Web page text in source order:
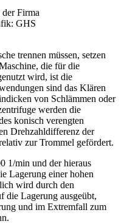
Firma
GHS
trennen müssen, setzen
die für die
wird, ist die
sind das Klären
von Schlämmen oder
werden die
konisch verengten
Drehzahldifferenz der
zur Trommel gefördert.
1/min und der hieraus
Lagerung einer hohen
wird durch den
die Lagerung ausgeübt,
und im Extremfall zum